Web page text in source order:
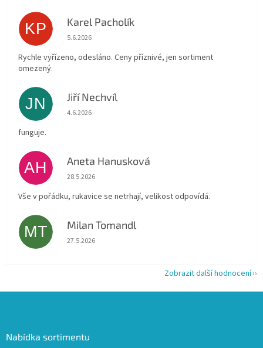
KP Karel Pacholík
Hodnocení obchodu je 4 z 5 hvězdiček.
5.6.2026
Rychle vyřízeno, odesláno. Ceny příznivé, jen sortiment
omezený.
JN Jiří Nechvíl
Hodnocení obchodu je 5 z 5 hvězdiček.
4.6.2026
funguje.
AH Aneta Hanusková
Hodnocení obchodu je 5 z 5 hvězdiček.
28.5.2026
Vše v pořádku, rukavice se netrhají, velikost odpovídá.
MT Milan Tomandl
Hodnocení obchodu je 5 z 5 hvězdiček.
27.5.2026
Zobrazit další hodnocení
Nabídka sortimentu